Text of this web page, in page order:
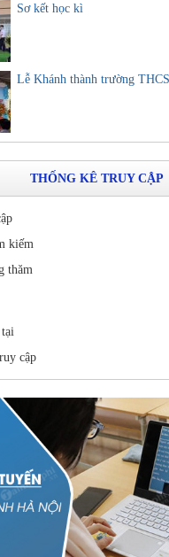
Sơ kết học kì
Lễ Khánh thành trường
THỐNG KÊ TRUY CẬP
kiếm
thăm
cập